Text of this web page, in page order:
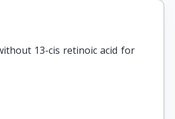
13-cis retinoic acid for